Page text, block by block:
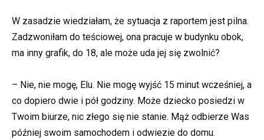
W zasadzie wiedziałam, że sytuacja z raportem jest pilna.
Zadzwoniłam do teściowej, ona pracuje w budynku obok,
ma inny grafik, do 18, ale może uda jej się zwolnić?
– Nie, nie mogę, Elu. Nie mogę wyjść 15 minut wcześniej, a
co dopiero dwie i pół godziny. Może dziecko posiedzi w
Twoim biurze, nic złego się nie stanie. Mąż odbierze Was
później swoim samochodem i odwiezie do domu.